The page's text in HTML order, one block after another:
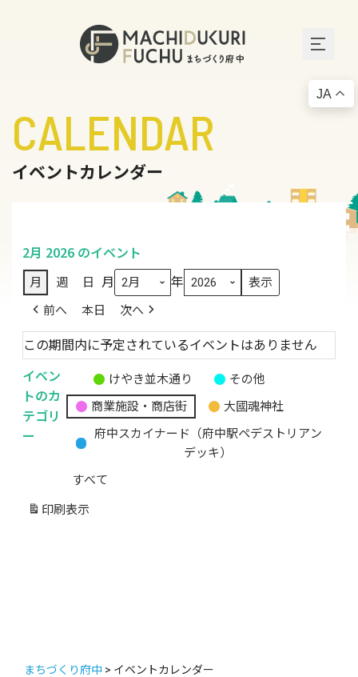
CALENDAR
イベントカレンダー
2月 2026 のイベント
月 週 日 月 年
前へ 本日 次へ
この期間内に予定されているイベントはありません
イベン
トのカ
テゴリ
ー
題
カ
ゴ
リ
けやき並木通り
その他
商業施設・商店街
大國魂神社
府中スカイナード（府中駅ペデストリアン
デッキ）
すべて
印刷 表示
まちづくり府中 > イベントカレンダー
JA